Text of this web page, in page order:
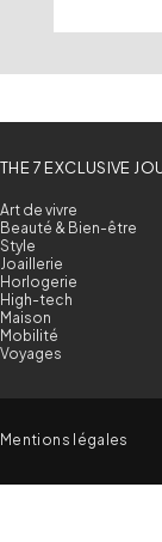
THE 7 EXCLUSIVE
Art de vivre
Beauté & Bien-être
Style
Joaillerie
Horlogerie
High-tech
Maison
Mobilité
Voyages
Mentions légales